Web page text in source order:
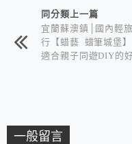
同分類上一篇
宜蘭蘇澳鎮│國內輕旅
行【蜡藝 蜡筆城堡】
適合親子同遊DIY的
一般留言